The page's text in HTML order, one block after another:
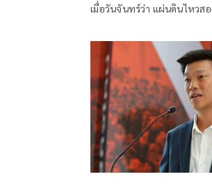
เมื่อวันจันทร์ว่า แผ่นดินไหวส